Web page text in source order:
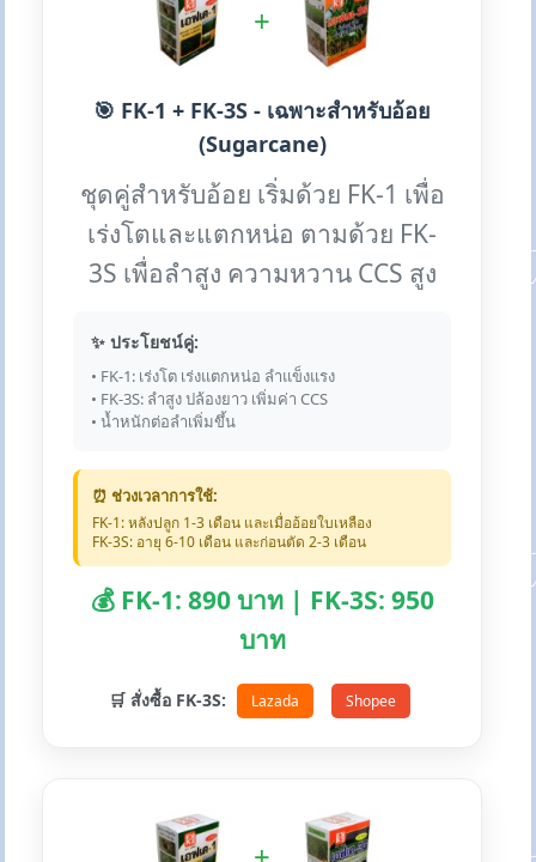
+
🎯 FK-1 + FK-3S - เฉพาะสำหรับอ้อย
(Sugarcane)
ชุดคู่สำหรับอ้อย เริ่มด้วย FK-1 เพื่อ
เร่งโตและแตกหน่อ ตามด้วย FK-
3S เพื่อลำสูง ความหวาน CCS สูง
✨ ประโยชน์คู่:
• FK-1: เร่งโต เร่งแตกหน่อ ลำแข็งแรง
• FK-3S: ลำสูง ปล้องยาว เพิ่มค่า CCS
• น้ำหนักต่อลำเพิ่มขึ้น
⏰ ช่วงเวลาการใช้:
FK-1: หลังปลูก 1-3 เดือน และเมื่ออ้อยใบเหลือง
FK-3S: อายุ 6-10 เดือน และก่อนตัด 2-3 เดือน
💰 FK-1: 890 บาท | FK-3S: 950
บาท
🛒 สั่งซื้อ FK-3S: Lazada Shopee